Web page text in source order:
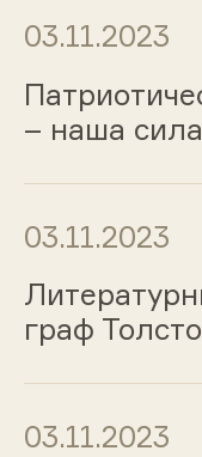
03.11.2023
– наша
03.11.2023
граф
03.11.2023